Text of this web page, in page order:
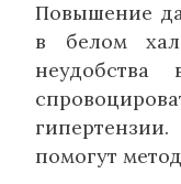
Повышение
в белом
помогут